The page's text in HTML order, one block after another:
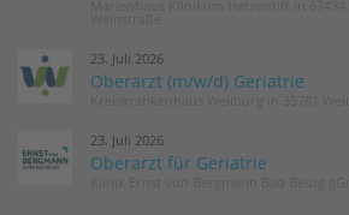
23. Juli 2026
Oberarzt (m/w/d) Geriatrie
23. Juli 2026
Oberarzt für Geriatrie